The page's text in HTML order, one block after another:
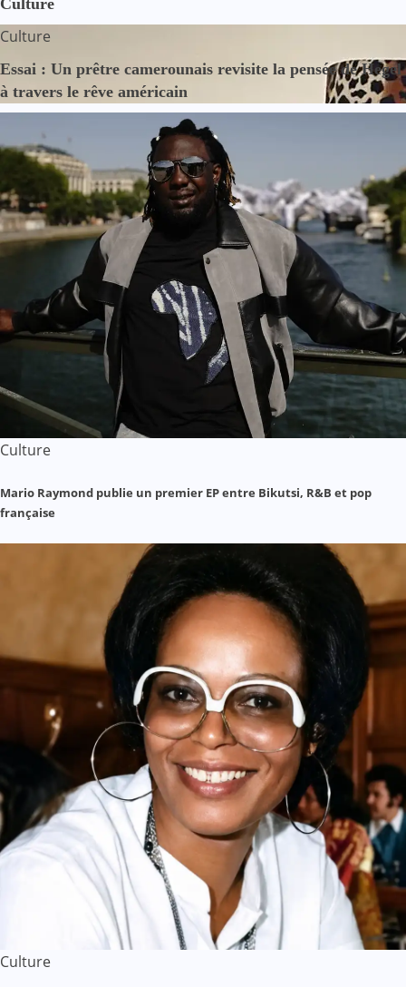
Culture
Essai : Un prêtre camerounais revisite la pensée de Hegel
à travers le rêve américain
Culture
Mario Raymond publie un premier EP entre Bikutsi, R&B et pop
française
Culture